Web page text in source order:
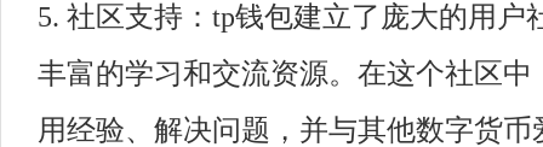
5. 社区支持：tp钱包建立了庞大的用户
丰富的学习和交流资源。在这个社区中
用经验、解决问题，并与其他数字货